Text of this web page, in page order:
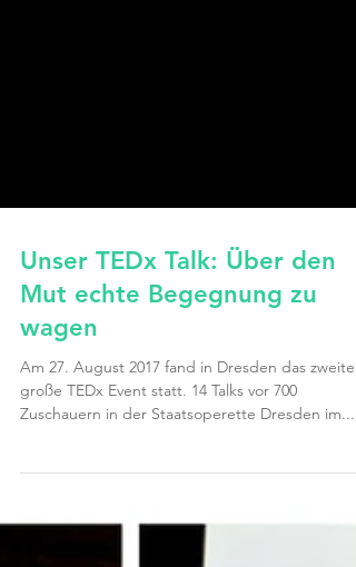
Unser TEDx Talk: Über den
Mut echte Begegnung zu
wagen
Am 27. August 2017 fand in Dresden das zweite